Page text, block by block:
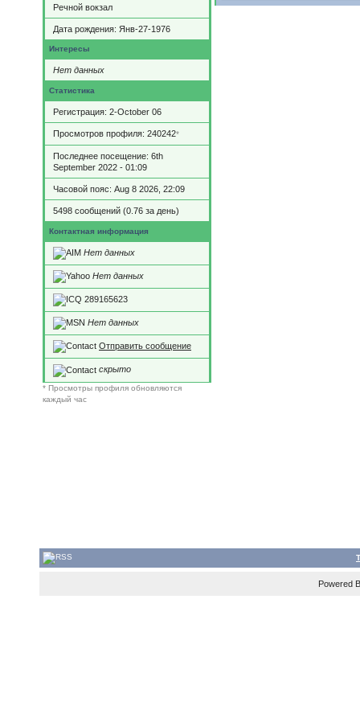
Речной вокзал
Дата рождения: Янв-27-1976
Интересы
Нет данных
Статистика
Регистрация: 2-October 06
Просмотров профиля: 240242*
Последнее посещение: 6th
September 2022 - 01:09
Часовой пояс: Aug 8 2026, 22:09
5498 сообщений (0.76 за день)
Контактная информация
Нет данных
Нет данных
289165623
Нет данных
Отправить сообщение
скрыто
* Просмотры профиля обновляются
каждый час
Powered